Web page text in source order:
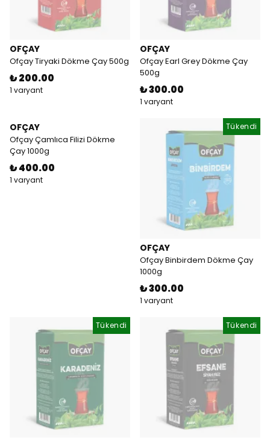
OFÇAY
Ofçay Tiryaki Dökme Çay 500g
₺ 200.00
1 varyant
OFÇAY
Ofçay Earl Grey Dökme Çay
500g
₺ 300.00
1 varyant
OFÇAY
Ofçay Çamlıca Filizi Dökme
Çay 1000g
₺ 400.00
1 varyant
Tükendi
OFÇAY
Ofçay Binbirdem Dökme Çay
1000g
₺ 300.00
1 varyant
Tükendi Tükendi